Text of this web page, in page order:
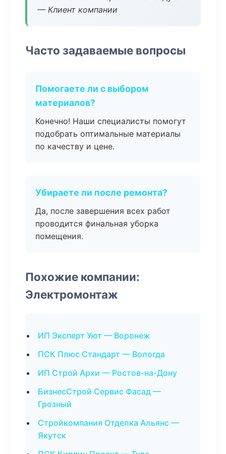
— Клиент компании
Часто задаваемые вопросы
Помогаете ли с выбором
материалов?
Конечно! Наши специалисты помогут
подобрать оптимальные материалы
по качеству и цене.
Убираете ли после ремонта?
Да, после завершения всех работ
проводится финальная уборка
помещения.
Похожие компании:
Электромонтаж
ИП Эксперт Уют — Воронеж
ПСК Плюс Стандарт — Вологда
ИП Строй Архи — Ростов-на-Дону
БизнесСтрой Сервис Фасад —
Грозный
Стройкомпания Отделка Альянс —
Якутск